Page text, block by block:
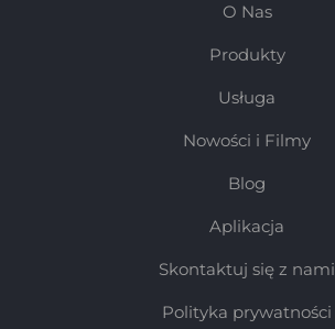
O Nas
Produkty
Usługa
Nowości i Filmy
Blog
Aplikacja
Skontaktuj się z nami
Polityka prywatności